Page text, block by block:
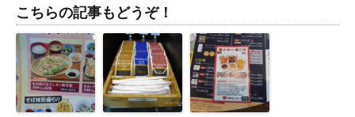
こちらの記事もどうぞ！